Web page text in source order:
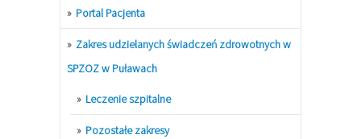
Portal Pacjenta
Zakres udzielanych świadczeń zdrowotnych w
SPZOZ w Puławach
Leczenie szpitalne
Pozostałe zakresy